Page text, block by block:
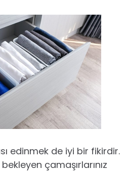
edinmek de iyi bir fikirdir.
çamaşırlarınız